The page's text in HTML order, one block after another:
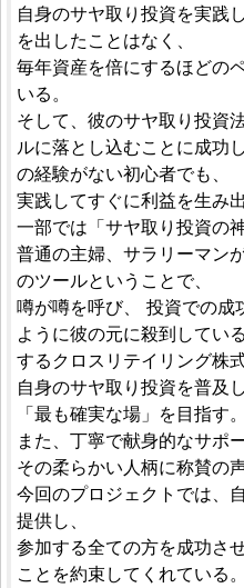
自身のサヤ取り投資を実践
を出したことはなく、
毎年資産を倍にするほどの
いる。
そして、彼のサヤ取り投資
ルに落とし込むことに成功
の経験がない初心者でも、
実践してすぐに利益を生み
一部では「サヤ取り投資の
普通の主婦、サラリーマン
のツールということで、
噂が噂を呼び、 投資での成
ように彼の元に殺到してい
するクロスリテイリング株
自身のサヤ取り投資を普及
「最も確実な場」を目指す。
また、丁寧で献身的なサポ
その柔らかい人柄に称賛の
今回のプロジェクトでは、
提供し、
参加する全ての方を成功さ
ことを約束してくれている。